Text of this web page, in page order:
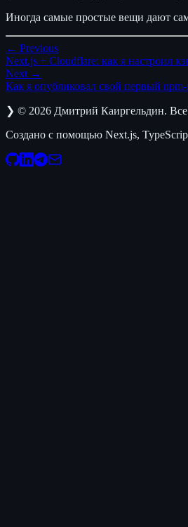
Иногда самые простые вещи дают
← Previous
Next.js + Cloudflare: как я настроил
Next →
Как я опубликовал свой первый
❯ © 2026 Дмитрий Каиргельдин.
Создано с помощью Next.js,